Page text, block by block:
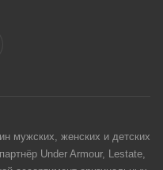
мужских, женских и детских
Under Armour, Lestate,